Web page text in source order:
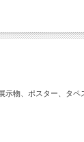
物、ポスター、タ